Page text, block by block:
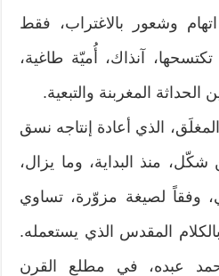
وشعور بالاغتراب، فقط
آنذاك، أُميّة طاغية،
الحداثة المغربنة والتبعية.
الذي أعادة إنتاجه نسق
شكّل، منذ البداية، وما يزال،
وفقاً لصيغة مزوّرة، تساوي
بالكلام المقدس الذي يستعمله.
عبده، في مطلع القرن